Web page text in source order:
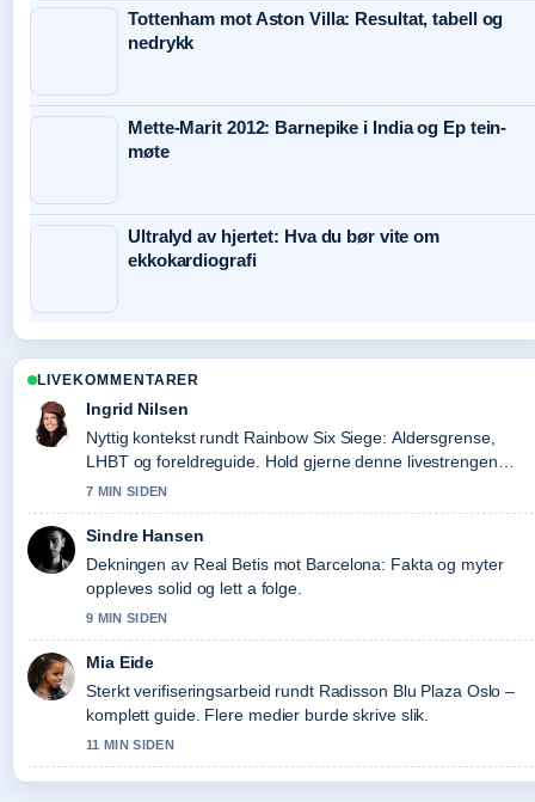
Tottenham mot Aston Villa: Resultat, tabell og
nedrykk
Mette-Marit 2012: Barnepike i India og Ep tein-
møte
Ultralyd av hjertet: Hva du bør vite om
ekkokardiografi
LIVEKOMMENTARER
Ingrid Nilsen
Nyttig kontekst rundt Rainbow Six Siege: Aldersgrense,
LHBT og foreldreguide. Hold gjerne denne livestrengen
oppdatert.
7 MIN SIDEN
Sindre Hansen
Dekningen av Real Betis mot Barcelona: Fakta og myter
oppleves solid og lett a folge.
9 MIN SIDEN
Mia Eide
Sterkt verifiseringsarbeid rundt Radisson Blu Plaza Oslo –
komplett guide. Flere medier burde skrive slik.
11 MIN SIDEN